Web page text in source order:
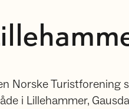
Norske Turistforening
i Lillehammer,